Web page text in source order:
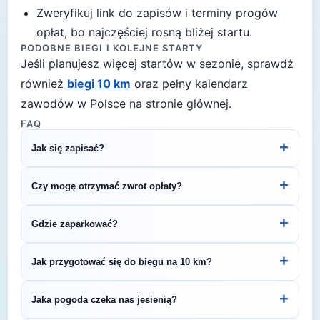
Zweryfikuj link do zapisów i terminy progów
opłat, bo najczęściej rosną bliżej startu.
PODOBNE BIEGI I KOLEJNE STARTY
Jeśli planujesz więcej startów w sezonie, sprawdź
również biegi 10 km oraz pełny kalendarz
zawodów w Polsce na stronie głównej.
FAQ
Jak się zapisać? +
przejść do strony organizatora z formularzem
rejestracyjnym.
Czy mogę otrzymać zwrot opłaty? +
regulamin biegu lub skontaktuj się z
organizatorem.
Gdzie zaparkować? +
— szczegóły znajdziesz w opisie biegu lub na
stronie organizatora.
Jak przygotować się do biegu na 10 km? +
bezpiecznie przygotować się do startu. Zaplanuj
Jaka pogoda czeka nas jesienią? +